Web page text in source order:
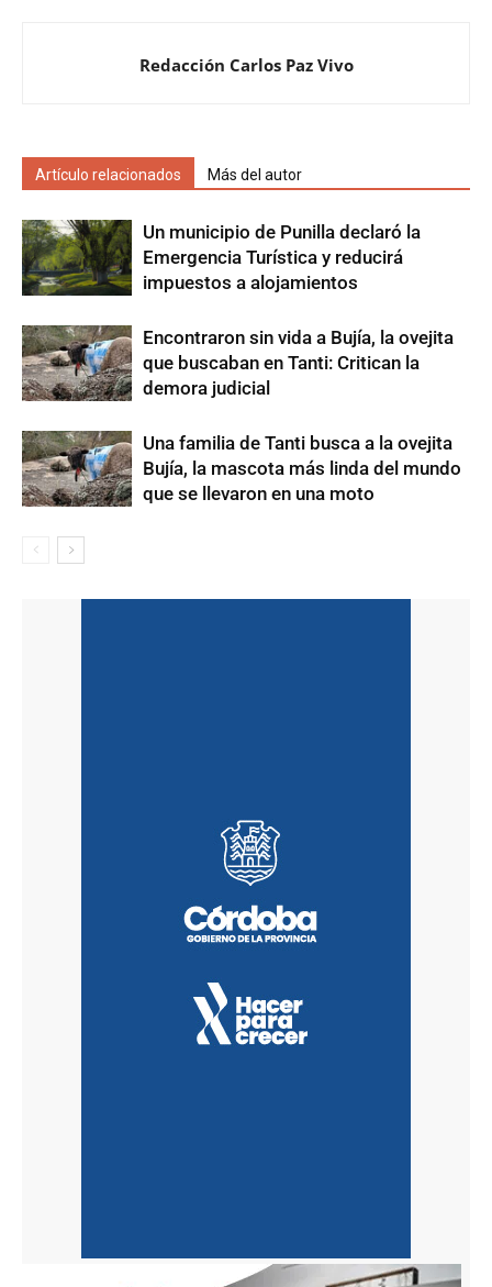
Redacción Carlos Paz Vivo
Artículo relacionados Más del autor
Un municipio de Punilla declaró la
Emergencia Turística y reducirá
impuestos a alojamientos
Encontraron sin vida a Bujía, la ovejita
que buscaban en Tanti: Critican la
demora judicial
Una familia de Tanti busca a la ovejita
Bujía, la mascota más linda del mundo
que se llevaron en una moto